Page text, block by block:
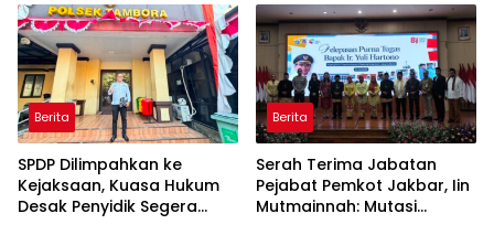
DNA bagi Petugas dan
Warga Binaan
Berita
SPDP Dilimpahkan ke
Kejaksaan, Kuasa Hukum
Desak Penyidik Segera
Berita
Serah Terima Jabatan
Pejabat Pemkot Jakbar, Iin
Mutmainnah: Mutasi